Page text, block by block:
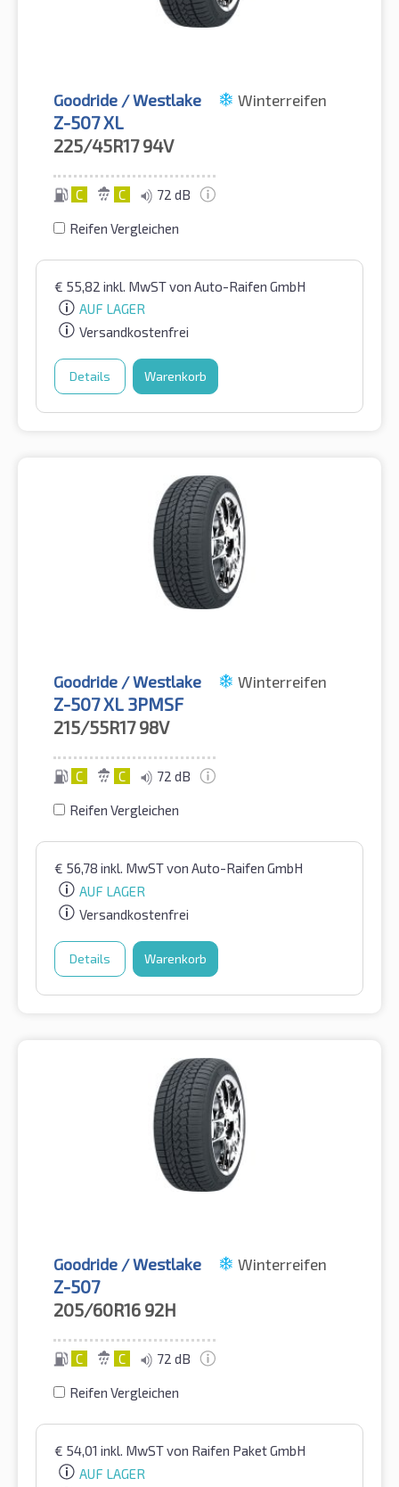
Goodride / Westlake Winterreifen
Z-507 XL
225/45R17 94V
C C 72 dB
Reifen Vergleichen
€ 55,82 inkl. MwSTvon Auto-Raifen GmbH
AUF LAGER
Versandkostenfrei
Details Warenkorb
Goodride / Westlake Winterreifen
Z-507 XL 3PMSF
215/55R17 98V
C C 72 dB
Reifen Vergleichen
€ 56,78 inkl. MwSTvon Auto-Raifen GmbH
AUF LAGER
Versandkostenfrei
Details Warenkorb
Goodride / Westlake Winterreifen
Z-507
205/60R16 92H
C C 72 dB
Reifen Vergleichen
€ 54,01 inkl. MwSTvon Raifen Paket GmbH
AUF LAGER